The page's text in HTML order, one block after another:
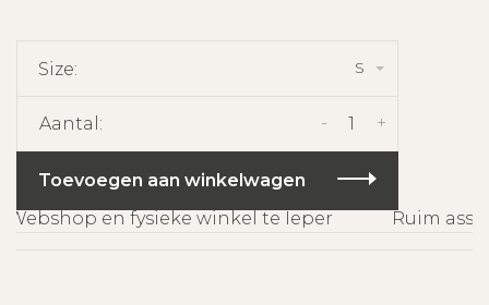
Size: S
Aantal: +
-
Toevoegen aan winkelwagen
en fysieke winkel te Ieper
Ruim